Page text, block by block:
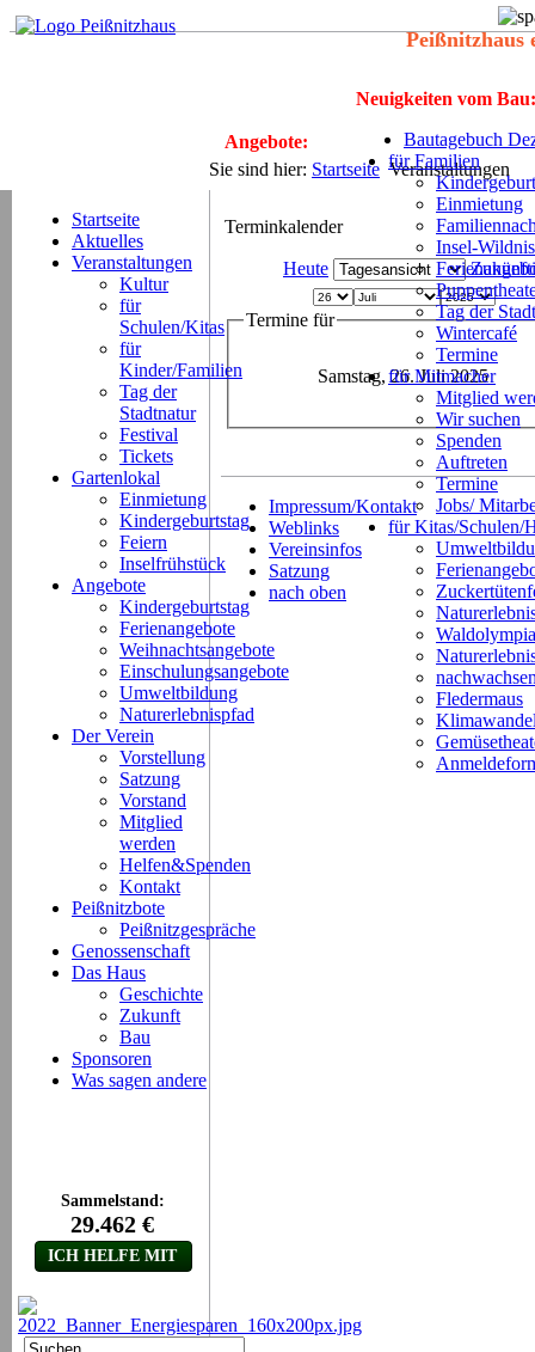
Peißnitzhaus
Neuigkeiten vom Bau:
Bautagebuch
für Familien
Einmietung
Insel-
Tag der
Wintercafé
Termine
für Mitmacher
Mitglied
Wir suchen
Spenden
Auftreten
Termine
Jobs/
für Kitas/Schulen/
Fledermaus
Angebote:
Sie sind hier: Startseite Veranstaltungen
Startseite
Aktuelles
Veranstaltungen
Kultur
für
Schulen/Kitas
für
Kinder/Familien
Tag der
Stadtnatur
Festival
Tickets
Gartenlokal
Einmietung
Kindergeburtstag
Feiern
Inselfrühstück
Angebote
Kindergeburtstag
Ferienangebote
Weihnachtsangebote
Einschulungsangebote
Umweltbildung
Naturerlebnispfad
Der Verein
Vorstellung
Satzung
Vorstand
Mitglied
werden
Helfen&Spenden
Kontakt
Peißnitzbote
Peißnitzgespräche
Genossenschaft
Das Haus
Geschichte
Zukunft
Bau
Sponsoren
Was sagen andere
Terminkalender
Heute
Termine für
Samstag, 26. Juli 2025
Impressum/Kontakt
Weblinks
Vereinsinfos
Satzung
nach oben